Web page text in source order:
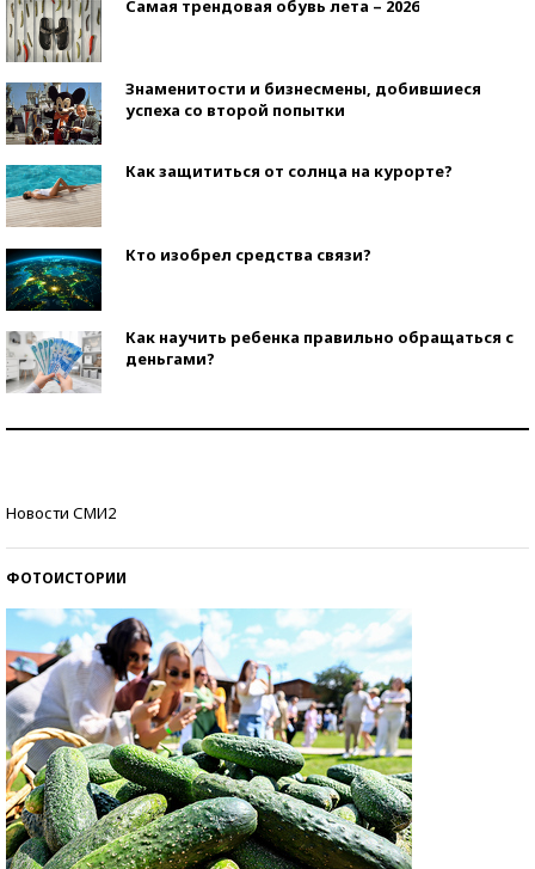
Самая трендовая обувь лета – 2026
Знаменитости и бизнесмены, добившиеся
успеха со второй попытки
Как защититься от солнца на курорте?
Кто изобрел средства связи?
Как научить ребенка правильно обращаться с
деньгами?
Новости СМИ2
ФОТОИСТОРИИ